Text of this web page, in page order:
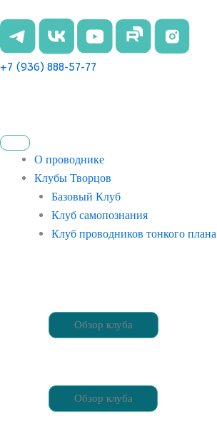
к
содержимому
+7 (936) 888-57-77
О проводнике
Клубы Творцов
Базовый Клуб
Клуб самопознания
Клуб проводников тонкого плана
Обзор клуба
Обзор клуба